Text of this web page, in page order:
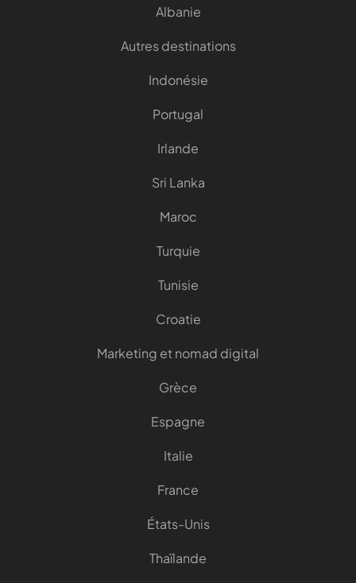
Albanie
Autres destinations
Indonésie
Portugal
Irlande
Sri Lanka
Maroc
Turquie
Tunisie
Croatie
Marketing et nomad digital
Grèce
Espagne
Italie
France
États-Unis
Thaïlande